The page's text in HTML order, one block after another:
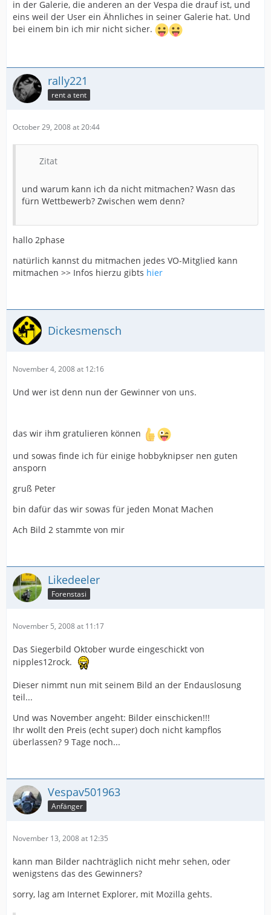
in der Galerie, die anderen an der Vespa die drauf ist, und
eins weil der User ein Ähnliches in seiner Galerie hat. Und
bei einem bin ich mir nicht sicher.
rally221
rent a tent
October 29, 2008 at 20:44
Zitat
und warum kann ich da nicht mitmachen? Wasn das
fürn Wettbewerb? Zwischen wem denn?
hallo 2phase
natürlich kannst du mitmachen jedes VO-Mitglied kann
mitmachen >> Infos hierzu gibts hier
Dickesmensch
November 4, 2008 at 12:16
Und wer ist denn nun der Gewinner von uns.
das wir ihm gratulieren können
und sowas finde ich für einige hobbyknipser nen guten
ansporn
gruß Peter
bin dafür das wir sowas für jeden Monat Machen
Ach Bild 2 stammte von mir
Likedeeler
Forenstasi
November 5, 2008 at 11:17
Das Siegerbild Oktober wurde eingeschickt von
nipples12rock.
Dieser nimmt nun mit seinem Bild an der Endauslosung
teil...
Und was November angeht: Bilder einschicken!!!
Ihr wollt den Preis (echt super) doch nicht kampflos
überlassen? 9 Tage noch...
Vespav501963
Anfänger
November 13, 2008 at 12:35
kann man Bilder nachträglich nicht mehr sehen, oder
wenigstens das des Gewinners?
sorry, lag am Internet Explorer, mit Mozilla gehts.